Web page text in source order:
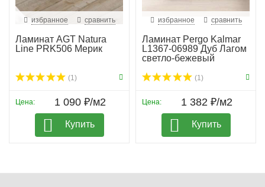
избранное сравнить
Ламинат AGT Natura
Line PRK506 Мерик
(1)
Цена: 1 090 ₽/м2
Купить
избранное сравнить
Ламинат Pergo Kalmar
L1367-06989 Дуб Лагом
светло-бежевый
(1)
Цена: 1 382 ₽/м2
Купить